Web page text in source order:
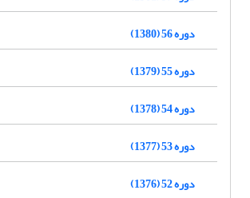
دوره 56 (1380)
دوره 55 (1379)
دوره 54 (1378)
دوره 53 (1377)
دوره 52 (1376)